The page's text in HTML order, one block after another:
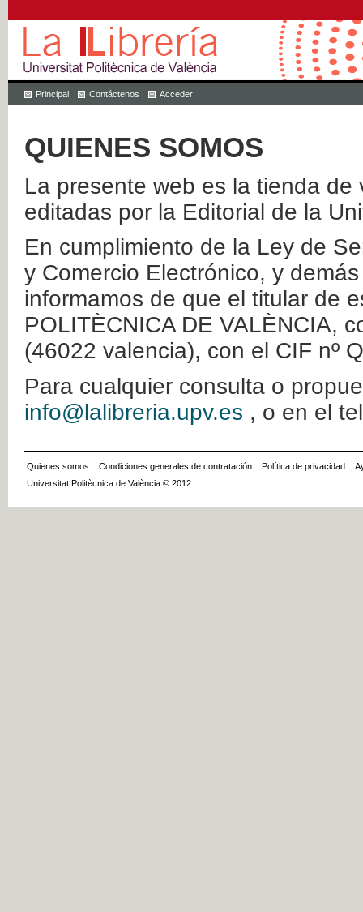
Principal Contáctenos Acceder
QUIENES SOMOS
La presente web es la tienda
editadas por la Editorial de la
En cumplimiento de la Ley de
y Comercio Electrónico, y
informamos de que el titular de
POLITÈCNICA DE VALÈNCIA,
(46022 valencia), con el CIF nº
Para cualquier consulta o
info@lalibreria.upv.es , o en el
Quienes somos :: Condiciones generales de contratación :: Política de privacidad ::
Universitat Politècnica de València © 2012